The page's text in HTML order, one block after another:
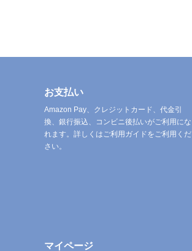
お支払い
Amazon Pay、クレジットカード、代金引
換、銀行振込、コンビニ後払いがご利用にな
れます。詳しくはご利用ガイドをご利用くだ
さい。
マイページ